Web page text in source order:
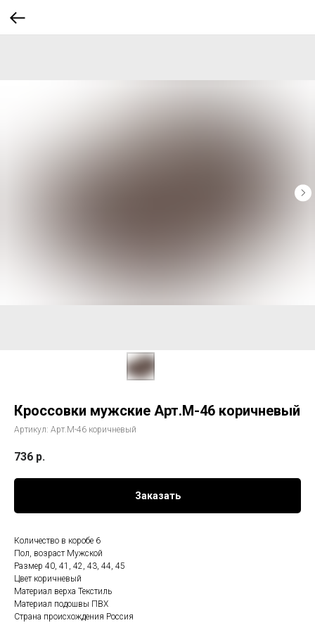
Кроссовки мужские Арт.М-46 коричневый
Артикул: Арт.М-46 коричневый
736 р.
Заказать
Количество в коробе 6
Пол, возраст Мужской
Размер 40, 41, 42, 43, 44, 45
Цвет коричневый
Материал верха Текстиль
Материал подошвы ПВХ
Страна происхождения Россия